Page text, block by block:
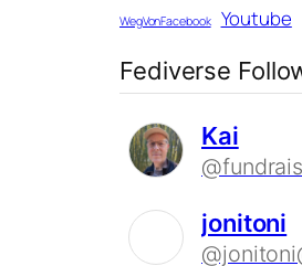
WegVonFacebook Youtube
Fediverse
Kai
jonitoni